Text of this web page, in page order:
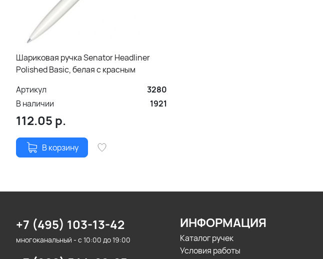
Шариковая ручка Senator Headliner
Polished Basic, белая с красным
Артикул
3280
В наличии
1921
112.05 р.
В корзину
+7 (495) 103-13-42
многоканальный - с 10:00 до 19:00
ИНФОРМАЦИЯ
Каталог ручек
Условия работы